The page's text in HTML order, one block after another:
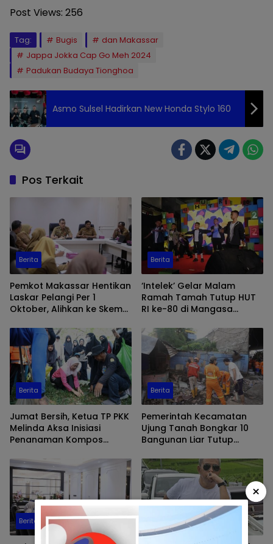
Post Views: 256
Tag: Bugis
dan Makassar
Jappa Jokka Cap Go Meh 2024
Padukan Budaya Tionghoa
Asmo Sulsel Hadirkan New Honda Stylo 160
Pos Terkait
Berita
Pemkot Makassar Hentikan
Laskar Pelangi Per 1
Oktober, Alihkan ke Skema
Berita
‘Intelek’ Gelar Malam
Ramah Tamah Tutup HUT
RI ke-80 di Mangasa
Berita
Jumat Bersih, Ketua TP PKK
Melinda Aksa Inisiasi
Penanaman Kompos
Berita
Pemerintah Kecamatan
Ujung Tanah Bongkar 10
Bangunan Liar Tutup
Barukang Selatan
Berita Makassar
×